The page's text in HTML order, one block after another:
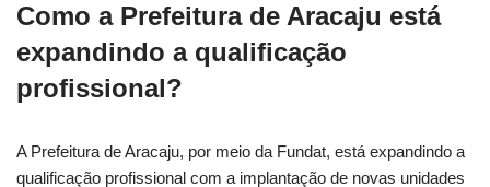
Como a Prefeitura de Aracaju está
expandindo a qualificação
profissional?
A Prefeitura de Aracaju, por meio da Fundat, está expandindo a
qualificação profissional com a implantação de novas unidades